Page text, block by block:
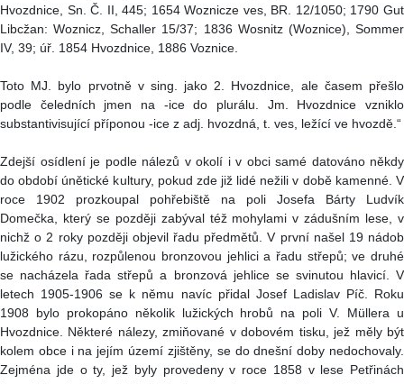
Hvozdnice, Sn. Č. II, 445; 1654 Woznicze ves, BR. 12/1050; 1790 Gut
Libcžan: Woznicz, Schaller 15/37; 1836 Wosnitz (Woznice), Sommer
IV, 39; úř. 1854 Hvozdnice, 1886 Voznice.
Toto MJ. bylo prvotně v sing. jako 2. Hvozdnice, ale časem přešlo
podle čeledních jmen na -ice do plurálu. Jm. Hvozdnice vzniklo
substantivisující příponou -ice z adj. hvozdná, t. ves, ležící ve hvozdě.“
Zdejší osídlení je podle nálezů v okolí i v obci samé datováno někdy
do období únětické kultury, pokud zde již lidé nežili v době kamenné. V
roce 1902 prozkoupal pohřebiště na poli Josefa Bárty Ludvík
Domečka, který se později zabýval též mohylami v zádušním lese, v
nichž o 2 roky později objevil řadu předmětů. V první našel 19 nádob
lužického rázu, rozpůlenou bronzovou jehlici a řadu střepů; ve druhé
se nacházela řada střepů a bronzová jehlice se svinutou hlavicí. V
letech 1905-1906 se k němu navíc přidal Josef Ladislav Píč. Roku
1908 bylo prokopáno několik lužických hrobů na poli V. Müllera u
Hvozdnice. Některé nálezy, zmiňované v dobovém tisku, jež měly být
kolem obce i na jejím území zjištěny, se do dnešní doby nedochovaly.
Zejména jde o ty, jež byly provedeny v roce 1858 v lese Petřinách